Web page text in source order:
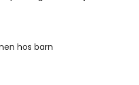
hos barn